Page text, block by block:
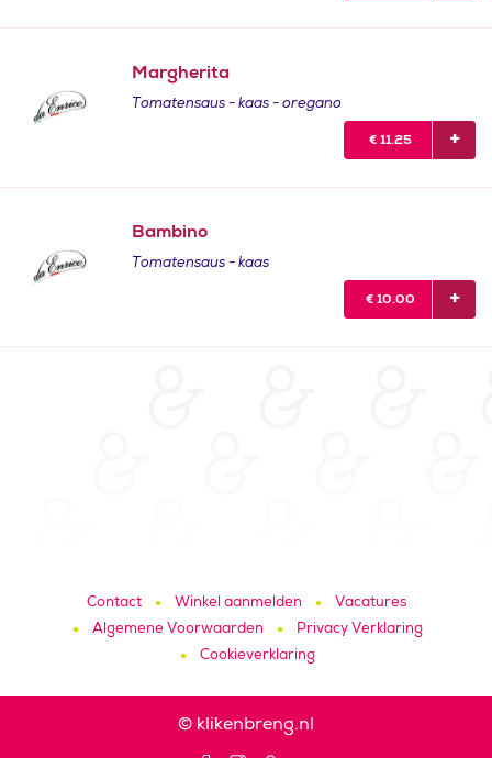
Margherita
Tomatensaus - kaas - oregano
€ 11.25
Bambino
Tomatensaus - kaas
€ 10.00
Contact Winkel aanmelden
Vacatures
Algemene Voorwaarden
Privacy Verklaring
Cookieverklaring
© klikenbreng.nl